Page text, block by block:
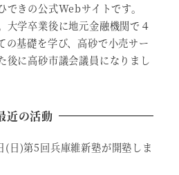
きの公式Webサイトです。
大学卒業後に地元金融機関で４
の基礎を学び、高砂で小売サー
後に高砂市議会議員になりまし
近の活動
(日)第5回兵庫維新塾が開塾しま